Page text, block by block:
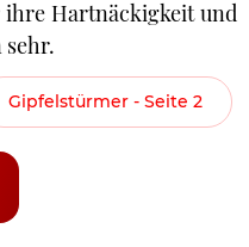
Hartnäckigkeit und
sehr.
Gipfelstürmer - Seite 2